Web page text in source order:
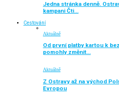
Jedna stránka denně.
kampani Čti…
Cestování
Aktuálně
Od první platby kartou k
pomohly změnit…
Aktuálně
Z Ostravy až na východ
Evropou